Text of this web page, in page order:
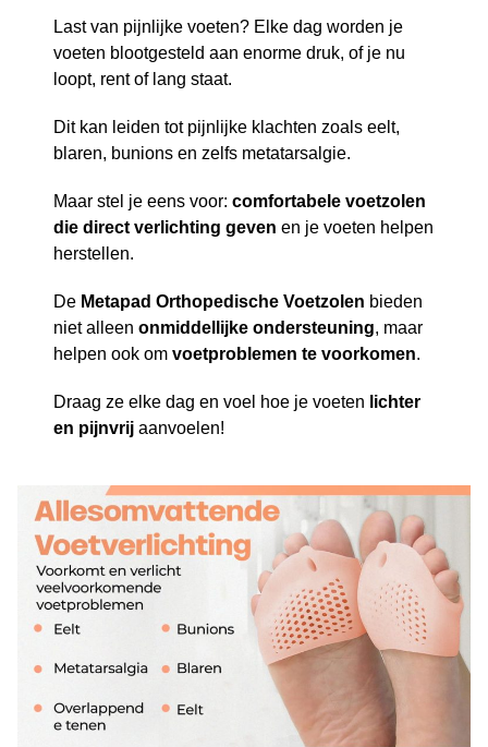
Last van pijnlijke voeten? Elke dag worden je
voeten blootgesteld aan enorme druk, of je nu
loopt, rent of lang staat.
Dit kan leiden tot pijnlijke klachten zoals eelt,
blaren, bunions en zelfs metatarsalgie.
Maar stel je eens voor:comfortabele voetzolen
die direct verlichting geven en je voeten helpen
herstellen.
De Metapad Orthopedische Voetzolen bieden
niet alleenonmiddellijke ondersteuning, maar
helpen ook omvoetproblemen te voorkomen.
Draag ze elke dag en voel hoe je voeten lichter
en pijnvrij aanvoelen!